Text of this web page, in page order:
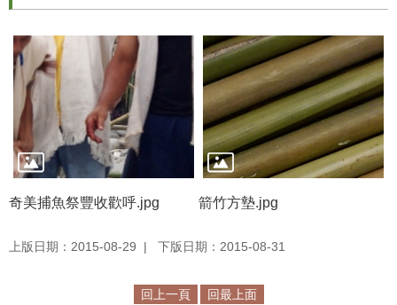
奇美捕魚祭豐收歡呼.jpg 箭竹方墊.jpg
上版日期：2015-08-29 下版日期：2015-08-31
回上一頁 回最上面